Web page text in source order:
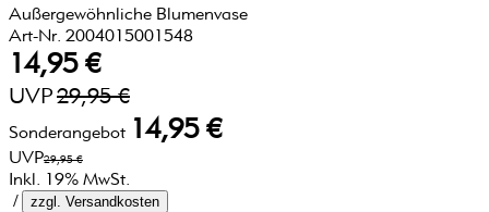
Außergewöhnliche Blumenvase
Art-Nr. 2004015001548
14,95 €
UVP29,95 €
Sonderangebot 14,95 €
UVP29,95 €
Inkl. 19% MwSt.
/
zzgl. Versandkosten